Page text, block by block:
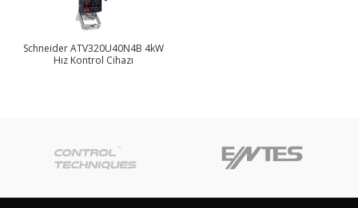
Schneider ATV320U40N4B 4kW
Hız Kontrol Cihazı